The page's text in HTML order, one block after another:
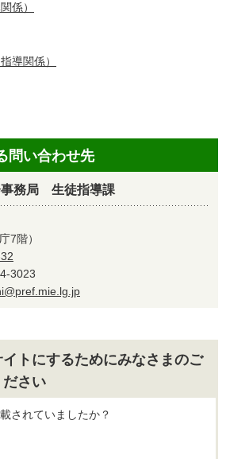
係）
導関係）
問い合わせ先
務局 生徒指導課
7階）
3023
トにするためにみなさまのご
さい
されていましたか？